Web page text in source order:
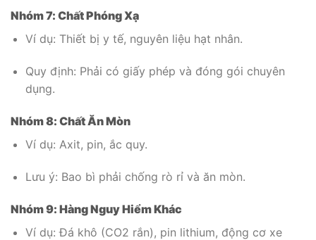
Nhóm 7: Chất Phóng Xạ
Ví dụ: Thiết bị y tế, nguyên liệu hạt nhân.
Quy định: Phải có giấy phép và đóng gói chuyên
dụng.
Nhóm 8: Chất Ăn Mòn
Ví dụ: Axit, pin, ắc quy.
Lưu ý: Bao bì phải chống rò rỉ và ăn mòn.
Nhóm 9: Hàng Nguy Hiểm Khác
Ví dụ: Đá khô (CO2 rắn), pin lithium, động cơ xe